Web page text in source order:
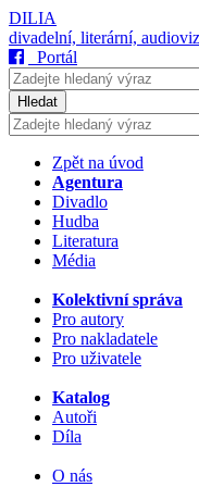
DILIA
divadelní, literární,
Portál
Hledat
Zpět na úvod
Agentura
Divadlo
Hudba
Literatura
Média
Kolektivní správa
Pro autory
Pro nakladatele
Pro uživatele
Katalog
Autoři
Díla
O nás